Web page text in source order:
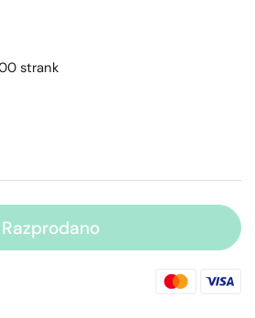
strank
Razprodano